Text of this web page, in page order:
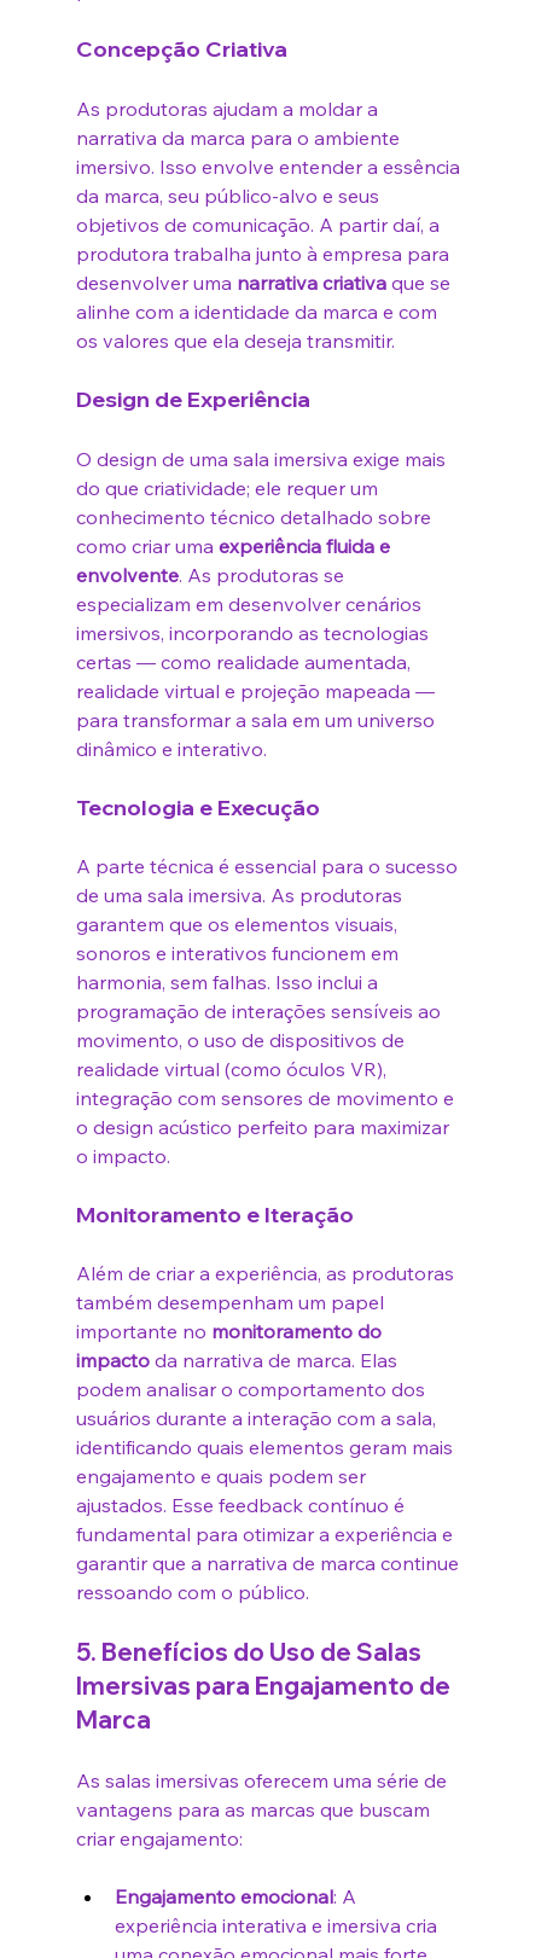
Concepção Criativa
As produtoras ajudam a moldar a
narrativa da marca para o ambiente
imersivo. Isso envolve entender a essência
da marca, seu público-alvo e seus
objetivos de comunicação. A partir daí, a
produtora trabalha junto à empresa para
desenvolver uma narrativa criativa que se
alinhe com a identidade da marca e com
os valores que ela deseja transmitir.
Design de Experiência
O design de uma sala imersiva exige mais
do que criatividade; ele requer um
conhecimento técnico detalhado sobre
como criar uma experiência fluida e
envolvente. As produtoras se
especializam em desenvolver cenários
imersivos, incorporando as tecnologias
certas — como realidade aumentada,
realidade virtual e projeção mapeada —
para transformar a sala em um universo
dinâmico e interativo.
Tecnologia e Execução
A parte técnica é essencial para o sucesso
de uma sala imersiva. As produtoras
garantem que os elementos visuais,
sonoros e interativos funcionem em
harmonia, sem falhas. Isso inclui a
programação de interações sensíveis ao
movimento, o uso de dispositivos de
realidade virtual (como óculos VR),
integração com sensores de movimento e
o design acústico perfeito para maximizar
o impacto.
Monitoramento e Iteração
Além de criar a experiência, as produtoras
também desempenham um papel
importante no monitoramento do
impacto da narrativa de marca. Elas
podem analisar o comportamento dos
usuários durante a interação com a sala,
identificando quais elementos geram mais
engajamento e quais podem ser
ajustados. Esse feedback contínuo é
fundamental para otimizar a experiência e
garantir que a narrativa de marca continue
ressoando com o público.
5. Benefícios do Uso de Salas
Imersivas para Engajamento de
Marca
As salas imersivas oferecem uma série de
vantagens para as marcas que buscam
criar engajamento:
Engajamento emocional: A
experiência interativa e imersiva cria